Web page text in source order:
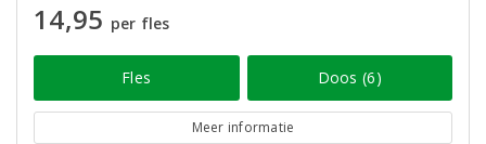
14,95 per fles
Fles Doos (6)
Meer informatie